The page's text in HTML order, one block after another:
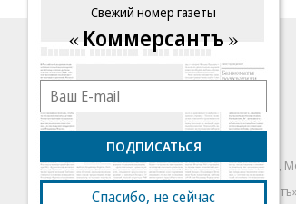
Благотворительный фонд
© АО «Коммерсантъ». 127006,
Сетевое издание
Свежий номер газеты
Коммерсантъ
ПОДПИСАТЬСЯ
Спасибо, не сейчас